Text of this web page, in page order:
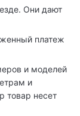
Они дают
платеж
и моделей
и
товар несет